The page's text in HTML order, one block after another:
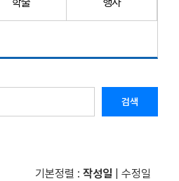
검색
기본정렬 : 작성일 수정일